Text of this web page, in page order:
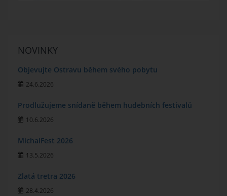
NOVINKY
Objevujte Ostravu během svého pobytu
24.6.2026
Prodlužujeme snídaně během hudebních festivalů
10.6.2026
MichalFest 2026
13.5.2026
Zlatá tretra 2026
28.4.2026